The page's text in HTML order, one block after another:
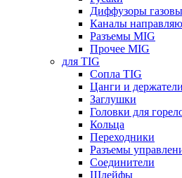
Диффузоры
Каналы
Разъемы MIG
Прочее MIG
для TIG
Сопла TIG
Цанги и
Заглушки
Головки для
Кольца
Переходники
Разъемы
Соединители
Шлейфы